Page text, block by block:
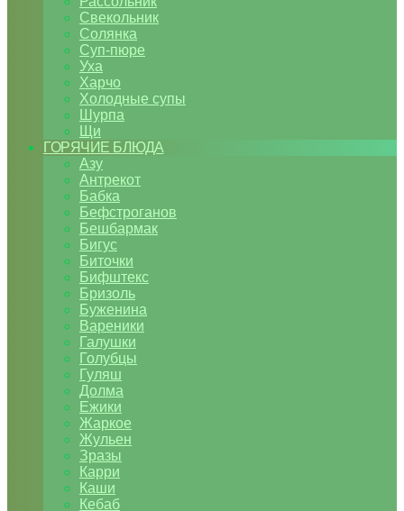
Свекольник
Солянка
Суп-пюре
Уха
Харчо
Холодные супы
Шурпа
Щи
ГОРЯЧИЕ БЛЮДА
Азу
Антрекот
Бабка
Бефстроганов
Бешбармак
Бигус
Биточки
Бифштекс
Бризоль
Буженина
Вареники
Галушки
Голубцы
Гуляш
Долма
Ежики
Жаркое
Жульен
Зразы
Карри
Каши
Кебаб